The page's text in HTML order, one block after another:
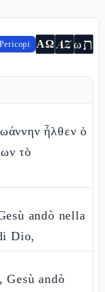
Pericopi ΑΩ AZωת
ἦλθεν ὁ
τὸ
andò nella
Dio,
, Gesù andò